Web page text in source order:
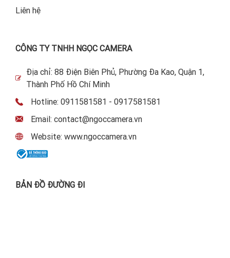
Liên hệ
CÔNG TY TNHH NGỌC CAMERA
Địa chỉ: 88 Điện Biên Phủ, Phường Đa Kao, Quận 1,
Thành Phố Hồ Chí Minh
Hotline: 0911581581 - 0917581581
Email: contact@ngoccamera.vn
Website: www.ngoccamera.vn
BẢN ĐỒ ĐƯỜNG ĐI